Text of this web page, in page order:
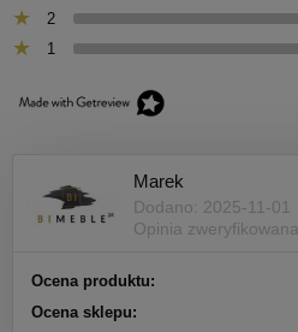
2
1
Marek
Dodano: 2025-11-01
Opinia zweryfikowana
Ocena produktu:
Ocena sklepu: